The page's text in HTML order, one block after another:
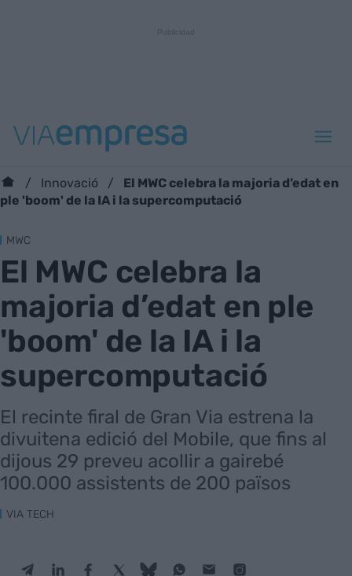
Innovació
El MWC celebra la majoria d’edat en
ple 'boom' de la IA i la supercomputació
MWC
El MWC celebra la
majoria d’edat en ple
'boom' de la IA i la
supercomputació
El recinte firal de Gran Via estrena la
divuitena edició del Mobile, que fins al
dijous 29 preveu acollir a gairebé
100.000 assistents de 200 països
VIA TECH